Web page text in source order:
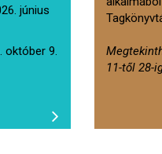
június
október 9.
11-től 28-